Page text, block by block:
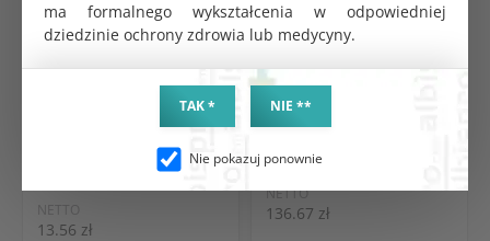
ma formalnego wykształcenia w odpowiedniej
dziedzinie ochrony zdrowia lub medycyny.
TAK * NIE **
Nie pokazuj ponownie
13.56 zł
Hegar 140 mm Gold
KOD PRODUKTU:
147.60 zł
NETTO
136.67 zł